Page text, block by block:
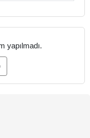
yapılmadı.